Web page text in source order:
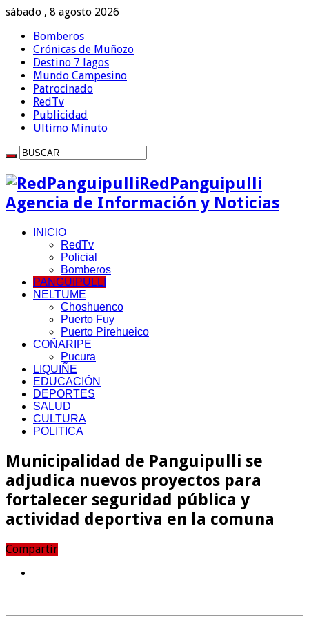
sábado , 8 agosto 2026
Bomberos
Crónicas de Muñozo
Destino 7 lagos
Mundo Campesino
Patrocinado
RedTv
Publicidad
Ultimo Minuto
RedPanguipulli
Agencia de Información y Noticias
INICIO
RedTv
Policial
Bomberos
PANGUIPULLI
NELTUME
Choshuenco
Puerto Fuy
Puerto Pirehueico
COÑARIPE
Pucura
LIQUIÑE
EDUCACIÓN
DEPORTES
SALUD
CULTURA
POLITICA
Municipalidad de Panguipulli se
adjudica nuevos proyectos para
fortalecer seguridad pública y
actividad deportiva en la comuna
Compartir